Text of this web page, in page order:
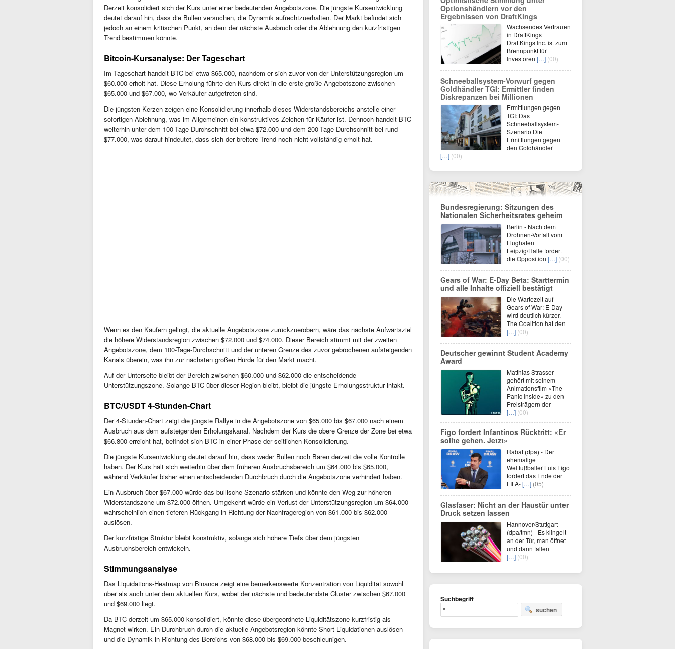
Derzeit konsolidiert sich der Kurs unter einer bedeutenden Angebotszone. Die jüngste Kursentwicklung
deutet darauf hin, dass die Bullen versuchen, die Dynamik aufrechtzuerhalten. Der Markt befindet sich
jedoch an einem kritischen Punkt, an dem der nächste Ausbruch oder die Ablehnung den kurzfristigen
Trend bestimmen könnte.
Bitcoin-Kursanalyse: Der Tageschart
Im Tageschart handelt BTC bei etwa $65.000, nachdem er sich zuvor von der Unterstützungsregion um
$60.000 erholt hat. Diese Erholung führte den Kurs direkt in die erste große Angebotszone zwischen
$65.000 und $67.000, wo Verkäufer aufgetreten sind.
Die jüngsten Kerzen zeigen eine Konsolidierung innerhalb dieses Widerstandsbereichs anstelle einer
sofortigen Ablehnung, was im Allgemeinen ein konstruktives Zeichen für Käufer ist. Dennoch handelt BTC
weiterhin unter dem 100-Tage-Durchschnitt bei etwa $72.000 und dem 200-Tage-Durchschnitt bei rund
$77.000, was darauf hindeutet, dass sich der breitere Trend noch nicht vollständig erholt hat.
Wenn es den Käufern gelingt, die aktuelle Angebotszone zurückzuerobern, wäre das nächste Aufwärtsziel
die höhere Widerstandsregion zwischen $72.000 und $74.000. Dieser Bereich stimmt mit der zweiten
Angebotszone, dem 100-Tage-Durchschnitt und der unteren Grenze des zuvor gebrochenen aufsteigenden
Kanals überein, was ihn zur nächsten großen Hürde für den Markt macht.
Auf der Unterseite bleibt der Bereich zwischen $60.000 und $62.000 die entscheidende
Unterstützungszone. Solange BTC über dieser Region bleibt, bleibt die jüngste Erholungsstruktur intakt.
BTC/USDT 4-Stunden-Chart
Der 4-Stunden-Chart zeigt die jüngste Rallye in die Angebotszone von $65.000 bis $67.000 nach einem
Ausbruch aus dem aufsteigenden Erholungskanal. Nachdem der Kurs die obere Grenze der Zone bei etwa
$66.800 erreicht hat, befindet sich BTC in einer Phase der seitlichen Konsolidierung.
Die jüngste Kursentwicklung deutet darauf hin, dass weder Bullen noch Bären derzeit die volle Kontrolle
haben. Der Kurs hält sich weiterhin über dem früheren Ausbruchsbereich um $64.000 bis $65.000,
während Verkäufer bisher einen entscheidenden Durchbruch durch die Angebotszone verhindert haben.
Ein Ausbruch über $67.000 würde das bullische Szenario stärken und könnte den Weg zur höheren
Widerstandszone um $72.000 öffnen. Umgekehrt würde ein Verlust der Unterstützungsregion um $64.000
wahrscheinlich einen tieferen Rückgang in Richtung der Nachfrageregion von $61.000 bis $62.000
auslösen.
Der kurzfristige Struktur bleibt konstruktiv, solange sich höhere Tiefs über dem jüngsten
Ausbruchsbereich entwickeln.
Stimmungsanalyse
Das Liquidations-Heatmap von Binance zeigt eine bemerkenswerte Konzentration von Liquidität sowohl
über als auch unter dem aktuellen Kurs, wobei der nächste und bedeutendste Cluster zwischen $67.000
und $69.000 liegt.
Da BTC derzeit um $65.000 konsolidiert, könnte diese übergeordnete Liquiditätszone kurzfristig als
Magnet wirken. Ein Durchbruch durch die aktuelle Angebotsregion könnte Short-Liquidationen auslösen
und die Dynamik in Richtung des Bereichs von $68.000 bis $69.000 beschleunigen.
Optionshändlern vor den
Ergebnissen von DraftKings
Wachsendes Vertrauen
in DraftKings
DraftKings Inc. ist zum
Brennpunkt für
Investoren […] (00)
Schneeballsystem-Vorwurf gegen
Goldhändler TGI: Ermittler finden
Diskrepanzen bei Millionen
Ermittlungen gegen
TGI: Das
Schneeballsystem-
Szenario Die
Ermittlungen gegen
den Goldhändler
[…] (00)
Bundesregierung: Sitzungen des
Nationalen Sicherheitsrates geheim
Berlin - Nach dem
Drohnen-Vorfall vom
Flughafen
Leipzig/Halle fordert
die Opposition […] (00)
Gears of War: E-Day Beta: Starttermin
und alle Inhalte offiziell bestätigt
Die Wartezeit auf
Gears of War: E-Day
wird deutlich kürzer.
The Coalition hat den
[…] (00)
Deutscher gewinnt Student Academy
Award
Matthias Strasser
gehört mit seinem
Animationsfilm «The
Panic Inside» zu den
Preisträgern der
[…] (00)
Figo fordert Infantinos Rücktritt: «Er
sollte gehen. Jetzt»
Rabat (dpa) - Der
ehemalige
Weltfußballer Luis Figo
fordert das Ende der
FIFA-[…] (05)
Glasfaser: Nicht an der Haustür unter
Druck setzen lassen
Hannover/Stuttgart
(dpa/tmn) - Es klingelt
an der Tür, man öffnet
und dann fallen
[…] (00)
Suchbegriff
suchen